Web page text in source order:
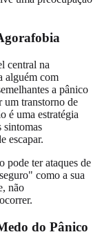
central na
alguém com
a pânico
um transtorno de
é uma estratégia
sintomas
escapar.
pode ter ataques de
como a sua
não
do Pânico